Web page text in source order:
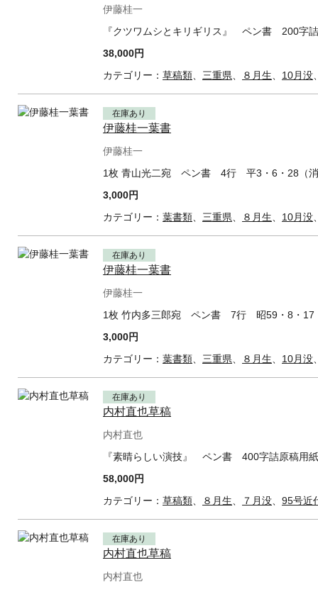
伊藤桂一
『クツワムシとキリギリス』 ペン書 200字
38,000円
カテゴリー： 草稿類、 三重県、 ８月生、 10月没
在庫あり
伊藤桂一葉書
伊藤桂一
1枚 青山光二宛 ペン書 4行 平3・6・28（
3,000円
カテゴリー： 葉書類、 三重県、 ８月生、 10月没
在庫あり
伊藤桂一葉書
伊藤桂一
1枚 竹内多三郎宛 ペン書 7行 昭59・8・17
3,000円
カテゴリー： 葉書類、 三重県、 ８月生、 10月没
在庫あり
内村直也草稿
内村直也
『素晴らしい演技』 ペン書 400字詰原稿用
58,000円
カテゴリー： 草稿類、 ８月生、 ７月没、 95号近
在庫あり
内村直也草稿
内村直也